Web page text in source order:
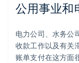
公用事业和
电力公司、水务公
收款工作以及有关
账单支付在这方面